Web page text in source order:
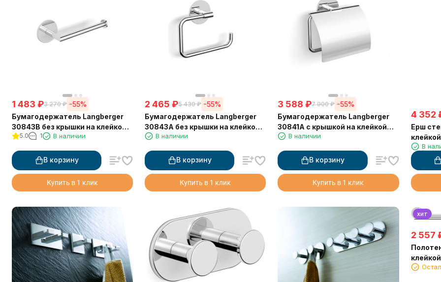
1 483 ₽3 270 ₽ -55%
Бумагодержатель Langberger
30843B без крышки на клейкой
основе 3М
5.0 1 В наличии
В корзину
Купить в 1 клик
2 465 ₽5 430 ₽ -55%
Бумагодержатель Langberger
30843A без крышки на клейкой
основе 3М
В наличии
В корзину
Купить в 1 клик
3 588 ₽7 900 ₽ -55%
Бумагодержатель Langberger
30841A с крышкой на клейкой
основе 3М
В наличии
В корзину
Купить в 1 клик
4 352
Ерш
30825A
В
хит
2 557
30801D